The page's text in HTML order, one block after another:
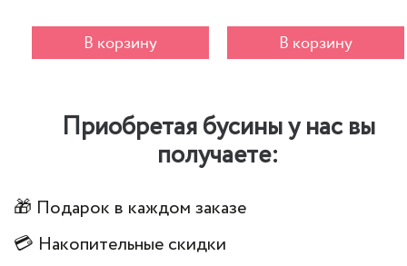
В корзину В корзину
Приобретая бусины у нас вы
получаете:
🎁 Подарок в каждом заказе
💳 Накопительные скидки